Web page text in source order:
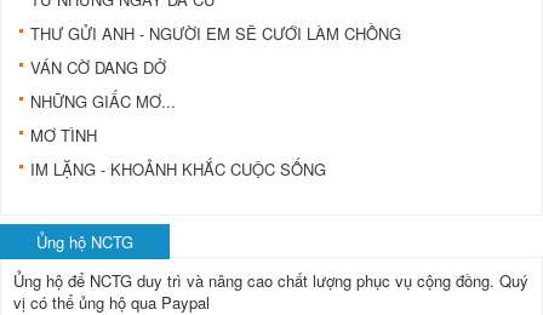
THƯ GỬI ANH - NGƯỜI EM SẼ CƯỚI LÀM CHỒNG
VÁN CỜ DANG DỞ
NHỮNG GIẤC MƠ...
MƠ TÌNH
IM LẶNG - KHOẢNH KHẮC CUỘC SỐNG
Ủng hộ NCTG
Ủng hộ để NCTG duy trì và nâng cao chất lượng phục vụ cộng đồng. Quý
vị có thể ủng hộ qua Paypal